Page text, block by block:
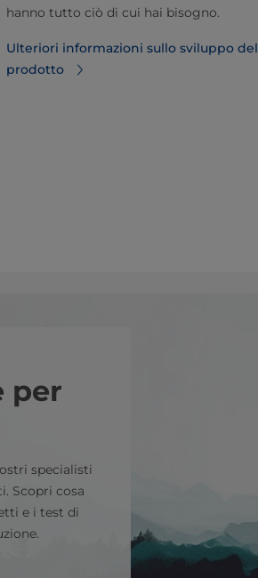
hanno tutto ciò di cui hai bisogno.
Ulteriori informazioni sullo sviluppo del
prodotto
per
specialisti
Scopri cosa
e i test di